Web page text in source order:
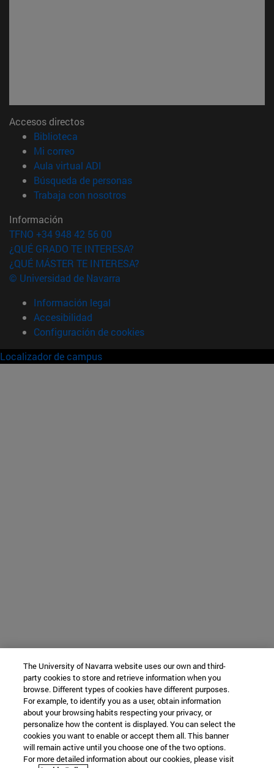
Accesos directos
Biblioteca
Mi correo(abre en nueva ventana)
Aula virtual ADI
Búsqueda de personas(abre en nueva ventana)
Trabaja con nosotros(abre en nueva ventana)
Información
TFNO +34 948 42 56 00
¿QUÉ GRADO TE INTERESA?
¿QUÉ MÁSTER TE INTERESA?
© Universidad de Navarra
Información legal
Accesibilidad
Configuración de cookies
Localizador de campus
The University of Navarra website uses our own and third-
party cookies to store and retrieve information when you
browse. Different types of cookies have different purposes.
For example, to identify you as a user, obtain information
about your browsing habits respecting your privacy, or
personalize how the content is displayed. You can select the
cookies you want to enable or accept them all. This banner
will remain active until you choose one of the two options.
For more detailed information about our cookies, please visit